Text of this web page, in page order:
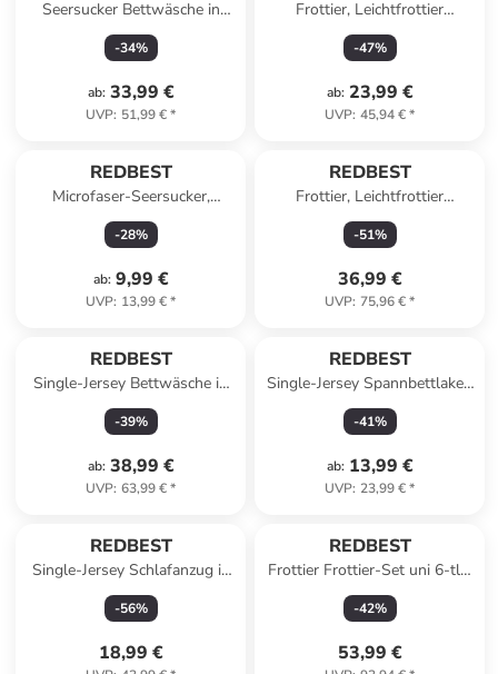
Seersucker Bettwäsche in
bunt
-34%
ab: 33,99 €
UVP: 51,99 €*
Frottier, Leichtfrottier
Handtuch 6er-Pack Oceanside
in royalblau
-47%
ab: 23,99 €
UVP: 45,94 €*
REDBEST
Microfaser-Seersucker,
Microfaser Kissenbezug
Detroit in anthrazit
-28%
ab: 9,99 €
UVP: 13,99 €*
REDBEST
Frottier, Leichtfrottier
Duschtuch 4er-Pack
Oceanside in weiß
-51%
36,99 €
UVP: 75,96 €*
REDBEST
Single-Jersey Bettwäsche in
mint-grau
-39%
ab: 38,99 €
UVP: 63,99 €*
REDBEST
Single-Jersey Spannbettlaken
Pittsburgh in anthrazit
-41%
ab: 13,99 €
UVP: 23,99 €*
REDBEST
Single-Jersey Schlafanzug in
rosé/grau
-56%
18,99 €
REDBEST
Frottier Frottier-Set uni 6-tlg.
New York in rosa
-42%
53,99 €